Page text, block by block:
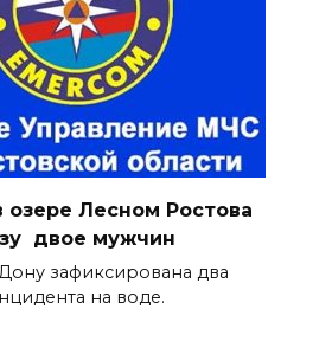
озере Лесном Ростова
двое мужчин
зафиксирована два
на воде.